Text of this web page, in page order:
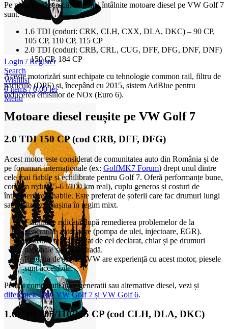
Login / Register
Search
Wishlist
0items / 0,00lei
Menu
Pe piața românească, cele mai întâlnite motoare diesel pe VW Golf 7
sunt:
1.6 TDI (coduri: CRK, CLH, CXX, DLA, DKC) – 90 CP,
105 CP, 110 CP, 115 CP
2.0 TDI (coduri: CRB, CRL, CUG, DFF, DFG, DNF, DNF)
– 150 CP, 184 CP
Aceste motorizări sunt echipate cu tehnologie common rail, filtru de
particule (DPF) și, începând cu 2015, sistem AdBlue pentru
reducerea emisiilor de NOx (Euro 6).
Motoare diesel reușite pe VW Golf 7
2.0 TDI 150 CP (cod CRB, DFF, DFG)
Acest motor este considerat de comunitatea auto din România și de
pe forumuri internaționale (ex: GolfMK7 Forum) drept unul dintre
cele mai fiabile și echilibrate pentru Golf 7. Oferă performanțe bune,
consum redus (5-6 l/100 km real), cuplu generos și costuri de
întreținere rezonabile. Este preferat de șoferii care fac drumuri lungi
sau utilizează mașina în regim mixt.
Fiabilitate ridicată după remedierea problemelor de la
generațiile anterioare (pompa de ulei, injectoare, EGR).
Consum real apropiat de cel declarat, chiar și pe drumuri
naționale sau autostradă.
Rețeaua de service VW are experiență cu acest motor, piesele
sunt accesibile.
Pentru comparații între generatii sau alternative diesel, vezi și
diferențele între VW Golf 7 și VW Golf 6.
1.6 TDI 105/110/115 CP (cod CLH, DLA, DKC)